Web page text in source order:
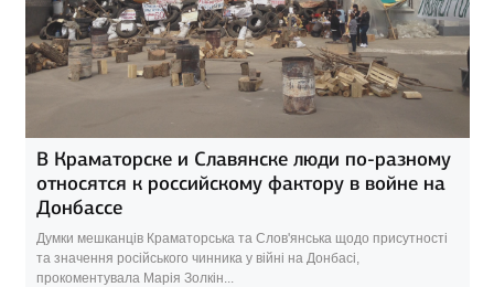
В Краматорске и Славянске люди по-разному
относятся к российскому фактору в войне на
Донбассе
Думки мешканців Краматорська та Слов'янська щодо присутності
та значення російського чинника у війні на Донбасі,
прокоментувала Марія Золкін...